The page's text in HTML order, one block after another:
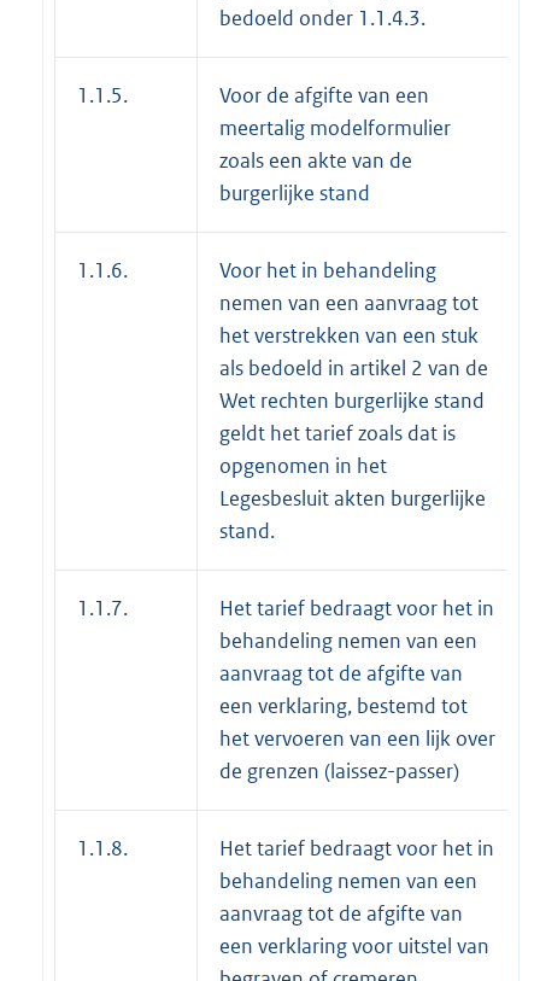
bedoeld onder 1.1.4.3.
1.1.5.
Voor de afgifte van een
meertalig modelformulier
zoals een akte van de
burgerlijke stand
1.1.6.
Voor het in behandeling
nemen van een aanvraag tot
het verstrekken van een stuk
als bedoeld in artikel 2 van de
Wet rechten burgerlijke stand
geldt het tarief zoals dat is
opgenomen in het
Legesbesluit akten burgerlijke
stand.
1.1.7.
Het tarief bedraagt voor het in
behandeling nemen van een
aanvraag tot de afgifte van
een verklaring, bestemd tot
het vervoeren van een lijk over
de grenzen (laissez-passer)
1.1.8.
Het tarief bedraagt voor het in
behandeling nemen van een
aanvraag tot de afgifte van
een verklaring voor uitstel van